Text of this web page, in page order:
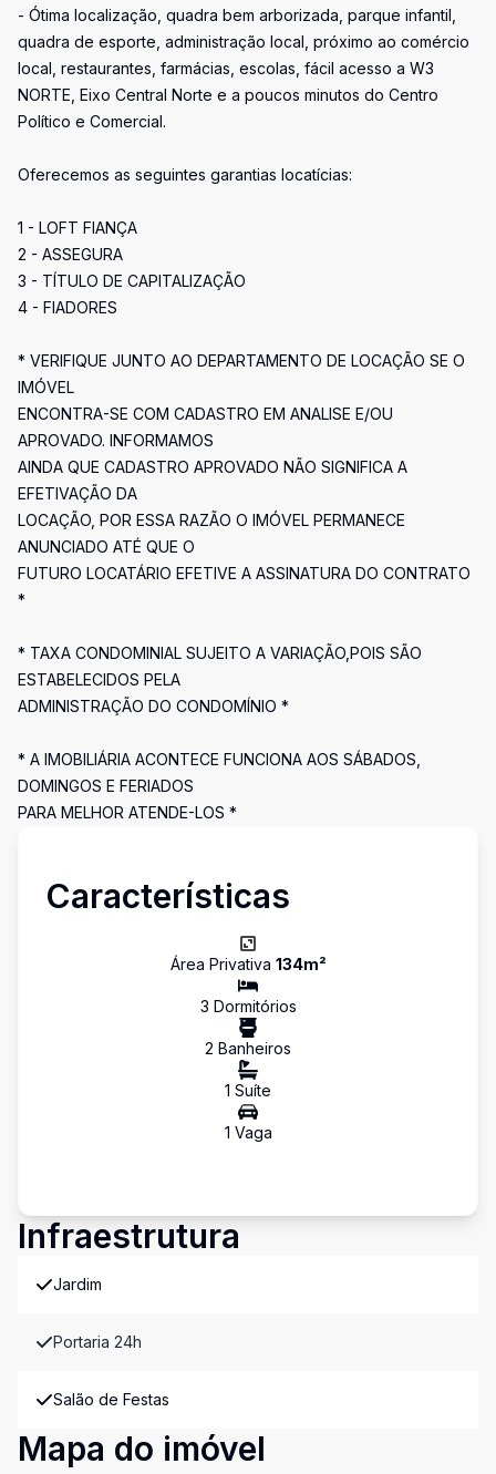
- Ótima localização, quadra bem arborizada, parque infantil,
quadra de esporte, administração local, próximo ao comércio
local, restaurantes, farmácias, escolas, fácil acesso a W3
NORTE, Eixo Central Norte e a poucos minutos do Centro
Político e Comercial.
Oferecemos as seguintes garantias locatícias:
1 - LOFT FIANÇA
2 - ASSEGURA
3 - TÍTULO DE CAPITALIZAÇÃO
4 - FIADORES
* VERIFIQUE JUNTO AO DEPARTAMENTO DE LOCAÇÃO SE O
IMÓVEL
ENCONTRA-SE COM CADASTRO EM ANALISE E/OU
APROVADO. INFORMAMOS
AINDA QUE CADASTRO APROVADO NÃO SIGNIFICA A
EFETIVAÇÃO DA
LOCAÇÃO, POR ESSA RAZÃO O IMÓVEL PERMANECE
ANUNCIADO ATÉ QUE O
FUTURO LOCATÁRIO EFETIVE A ASSINATURA DO CONTRATO
*
* TAXA CONDOMINIAL SUJEITO A VARIAÇÃO,POIS SÃO
ESTABELECIDOS PELA
ADMINISTRAÇÃO DO CONDOMÍNIO *
* A IMOBILIÁRIA ACONTECE FUNCIONA AOS SÁBADOS,
DOMINGOS E FERIADOS
PARA MELHOR ATENDE-LOS *
Características
Área Privativa 134m²
3 Dormitórios
2 Banheiros
1 Suíte
1 Vaga
Infraestrutura
Jardim
Portaria 24h
Salão de Festas
Mapa do imóvel